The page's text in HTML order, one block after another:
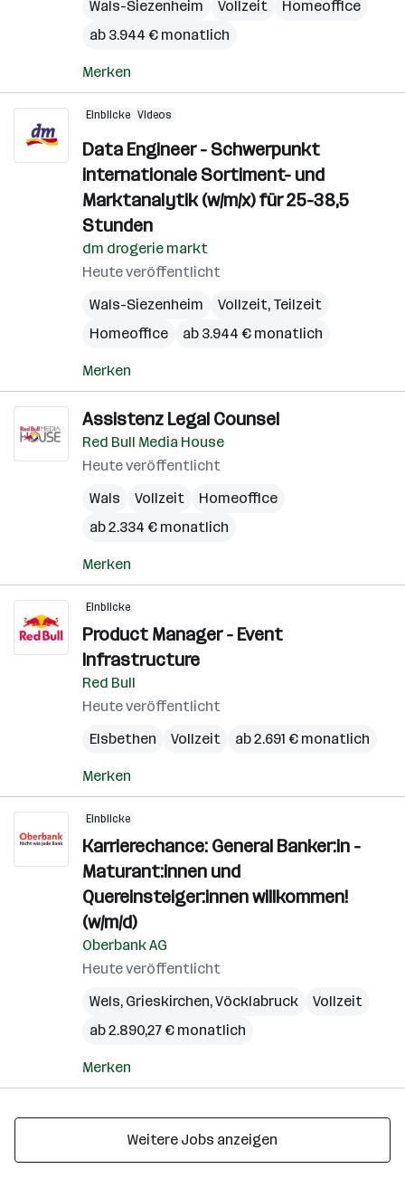
Wals-Siezenheim
Vollzeit
Homeoffice
ab 3.944 € monatlich
Merken
Einblicke Videos
Data Engineer - Schwerpunkt
internationale Sortiment- und
Marktanalytik (w/m/x) für 25-38,5
Stunden
dm drogerie markt
Heute veröffentlicht
Wals-Siezenheim
Vollzeit, Teilzeit
Homeoffice
ab 3.944 € monatlich
Merken
Assistenz Legal Counsel
Red Bull Media House
Heute veröffentlicht
Wals
Vollzeit
Homeoffice
ab 2.334 € monatlich
Merken
Einblicke
Product Manager - Event
Infrastructure
Red Bull
Heute veröffentlicht
Elsbethen
Vollzeit ab 2.691 € monatlich
Merken
Einblicke
Karrierechance: General Banker:in -
Maturant:innen und
Quereinsteiger:innen willkommen!
(w/m/d)
Oberbank AG
Heute veröffentlicht
Wels, Grieskirchen,Vöcklabruck
Vollzeit
ab 2.890,27 € monatlich
Merken
Weitere Jobs anzeigen